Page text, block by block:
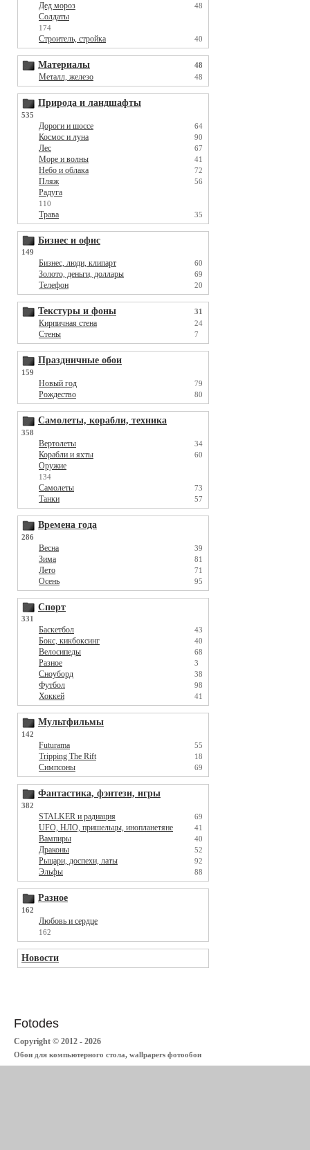
Дед мороз 48
Солдаты
174
Строитель, стройка 40
Материалы 48
Металл, железо 48
Природа и ландшафты
535
Дороги и шоссе 64
Космос и луна 90
Лес 67
Море и волны 41
Небо и облака 72
Пляж 56
Радуга
110
Трава 35
Бизнес и офис
149
Бизнес, люди, клипарт 60
Золото, деньги, доллары 69
Телефон 20
Текстуры и фоны 31
Кирпичная стена 24
Стены 7
Праздничные обои
159
Новый год 79
Рождество 80
Самолеты, корабли, техника
358
Вертолеты 34
Корабли и яхты 60
Оружие
134
Самолеты 73
Танки 57
Времена года
286
Весна 39
Зима 81
Лето 71
Осень 95
Спорт
331
Баскетбол 43
Бокс, кикбоксинг 40
Велосипеды 68
Разное 3
Сноуборд 38
Футбол 98
Хоккей 41
Мультфильмы
142
Futurama 55
Tripping The Rift 18
Симпсоны 69
Фантастика, фэнтези, игры
382
STALKER и радиация 69
UFO, НЛО, пришельцы, инопланетяне 41
Вампиры 40
Драконы 52
Рыцари, доспехи, латы 92
Эльфы 88
Разное
162
Любовь и сердце
162
Новости
Fotodes
Copyright © 2012 - 2026
Обои для компьютерного стола, wallpapers фотообои